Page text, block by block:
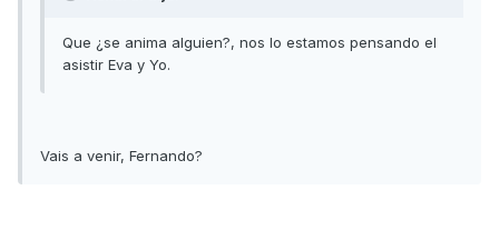
Que ¿se anima alguien?, nos lo estamos pensando el
asistir Eva y Yo.
Vais a venir, Fernando?